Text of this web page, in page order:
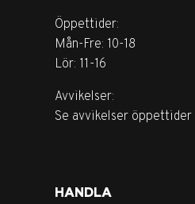
Öppettider:
Mån-Fre: 10-18
Lör: 11-16
Avvikelser:
Se avvikelser öppettider
HANDLA